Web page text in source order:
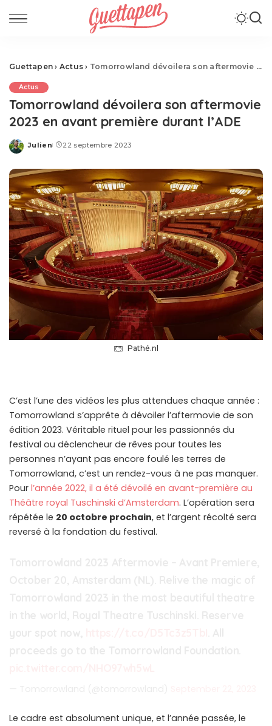
Guettapen › Actus › Tomorrowland dévoilera son aftermovie 2023 en avant première durant l’ADE
Actus
Tomorrowland dévoilera son aftermovie
2023 en avant première durant l’ADE
Posted
Julien 22 septembre 2023
Pathé.nl
C’est l’une des vidéos les plus attendues chaque année :
Tomorrowland s’apprête à dévoiler l’aftermovie de son
édition 2023. Véritable rituel pour les passionnés du
festival ou déclencheur de rêves pour toutes les
personnes n’ayant pas encore foulé les terres de
Tomorrowland, c’est un rendez-vous à ne pas manquer.
Pour l’année 2022, il a été dévoilé en avant-première au
Théâtre royal Tuschinski d’Amsterdam. L’opération sera
répétée le 20 octobre prochain, et l’argent récolté sera
reversé à la fondation du festival.
Le cadre est absolument unique, et l’année passée, le